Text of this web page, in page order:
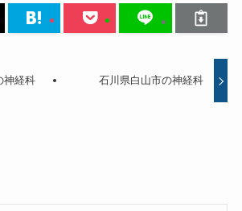
神経科 石川県白山市の神経科